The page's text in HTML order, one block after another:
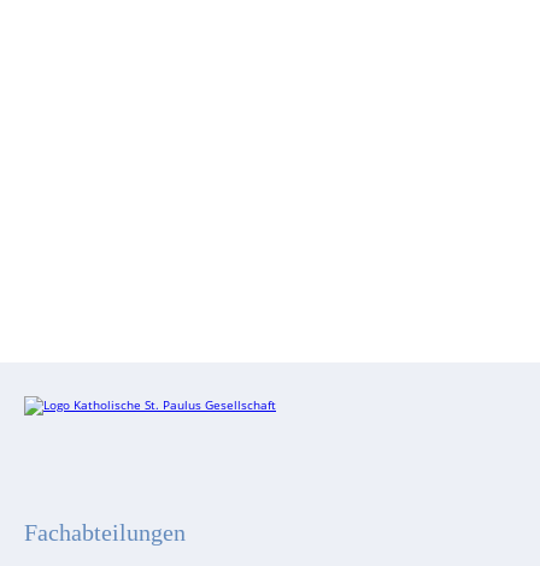
Fachabteilungen